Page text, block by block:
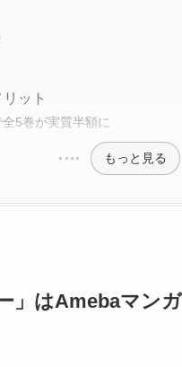
ット
5巻が実質半額に
もっと見る
」はAmebaマン